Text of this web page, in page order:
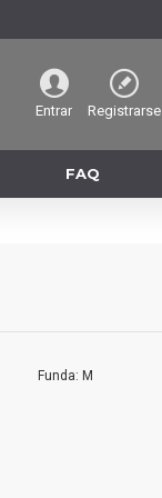
Entrar Registrarse
FAQ
Funda: M